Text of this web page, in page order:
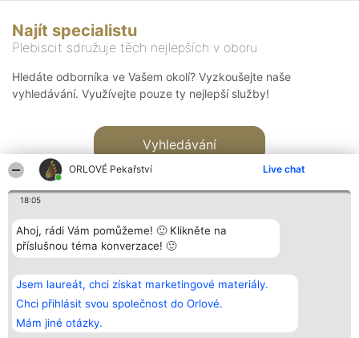
ORLOVÉ Pekařství Live chat
18:05
Ahoj, rádi Vám pomůžeme! 🙂 Klikněte na
příslušnou téma konverzace! 🙂
Jsem laureát, chci získat marketingové materiály.
Chci přihlásit svou společnost do Orlové.
Mám jiné otázky.
Najít specialistu
Plebiscit sdružuje těch nejlepších v oboru
Hledáte odborníka ve Vašem okolí? Vyzkoušejte naše
vyhledávání. Využívejte pouze ty nejlepší služby!
Vyhledávání
Bright Side Solutions sp. z o.
o. sp. k.
ul. Ruska 22
Wrocław 50-079
KRS 0000749100 | Regon
381313360 | NIP 8943132676
Vítězové
Seznam všech
laureátů
Zásady
Zásady
Kontakt